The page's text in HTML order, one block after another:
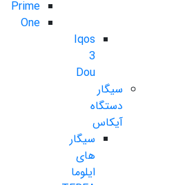
Prime
One
Iqos
3
Dou
سیگار
دستگاه
آیکاس
سیگار
های
ایلوما